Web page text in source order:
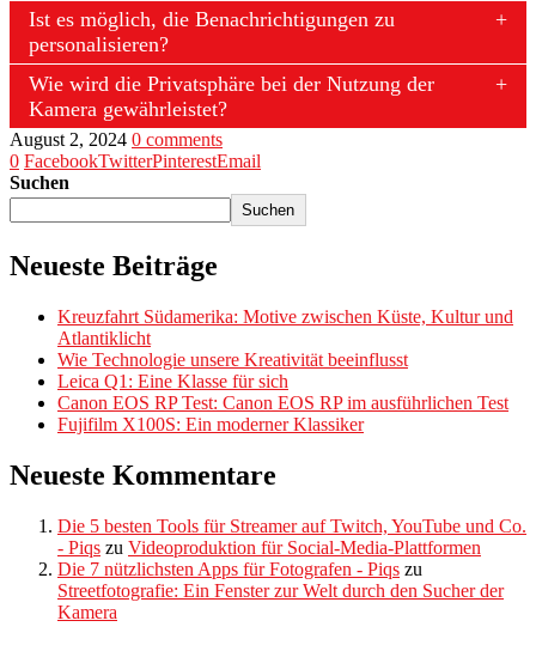
Ist es möglich, die Benachrichtigungen zu
personalisieren?
Wie wird die Privatsphäre bei der Nutzung der
Kamera gewährleistet?
August 2, 2024 0 comments
0 FacebookTwitterPinterestEmail
Suchen
Suchen
Neueste Beiträge
Kreuzfahrt Südamerika: Motive zwischen Küste, Kultur und
Atlantiklicht
Wie Technologie unsere Kreativität beeinflusst
Leica Q1: Eine Klasse für sich
Canon EOS RP Test: Canon EOS RP im ausführlichen Test
Fujifilm X100S: Ein moderner Klassiker
Neueste Kommentare
Die 5 besten Tools für Streamer auf Twitch, YouTube und Co.
- Piqs zu Videoproduktion für Social-Media-Plattformen
Die 7 nützlichsten Apps für Fotografen - Piqs zu
Streetfotografie: Ein Fenster zur Welt durch den Sucher der
Kamera